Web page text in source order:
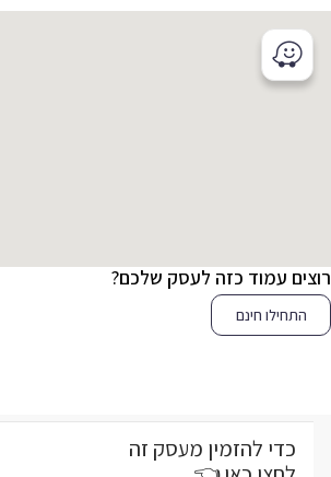
עמוד כזה לעסק שלכם?
התחילו חינם
כדי להזמין מעסק זה